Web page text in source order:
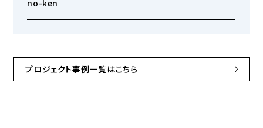
no-ken
プロジェクト事例一覧はこちら